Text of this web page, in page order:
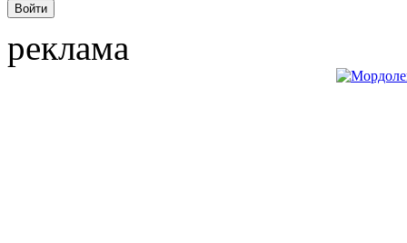
реклама